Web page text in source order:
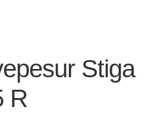
Stiga
R